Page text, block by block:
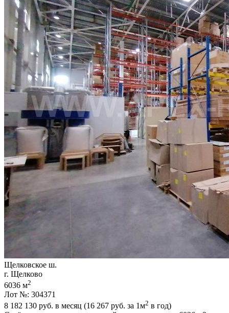
Щелковское ш.
г. Щелково
6036 м2
Лот №: 304371
8 182 130 руб. в месяц (16 267 руб. за 1м2 в год)